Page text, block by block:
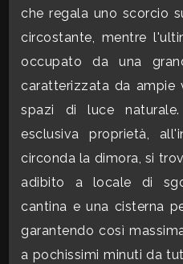
che regala uno scorcio
circostante, mentre
occupato da una
caratterizzata da ampie
spazi di luce
esclusiva proprietà,
circonda la dimora, si
adibito a locale di
cantina e una cisterna
garantendo così
a pochissimi minuti da
Locali